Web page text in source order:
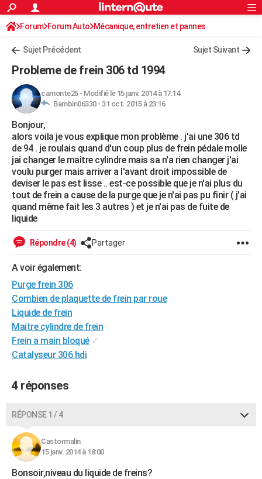
ACTUALITÉS
Politique
Société
Faits Divers
Education
Monde
Villes
+
FINANCE
Retraite
Impôts
Epargne
Immobilier
Risques naturels par ville
Banque
Assurance
Crédit
AUTO
Essais
Réserver un essai
Citadines
Berlines
SUV
Forum auto
+HIGH-TECH
Mobiles
Meilleur smartphone
Internet
Ordinateurs
Jeux vidéo
Guide high-tech
+BRICOLAGE
Forum
Aménagement intérieur
Extérieur
Cuisine
Salle de bains
Jardinage
Rangement
WEEK-END
Guides de France
Escapades
Patrimoine
Expositions
Musées
Week-end nature
LIFESTYLE
Art de vivre
Bien-être
Loisirs
ModeModes de vie
Alimentation
Guide de la santé
Maladies
Médicaments
Sommeil
Destinations
City break
Voyage nature
Voyage de noces
Forum
Climat
+
GUIDES D'ACHAT
BONS PLANS
CARTE DE VOEUX
Dictionnaire
Biographies
Citations
Expressions
Proverbes
PROGRAMME TV
COPAINS D'AVANT
S'inscrire
Se connecter
Lycées
Collèges
Primaires
Universités
Entreprises
Service militaire
Avis de recherche
AVIS DE DÉCÈS
Rechercher
S'inscrire
Connexion
Forum Forum Auto Mécanique, entretien et pannes
Sujet Précédent Sujet Suivant
Probleme de frein 306 td 1994
camonte25- Modifié le 15 janv. 2014 à 17:14
Bambin06330 - 31 oct. 2015 à 23:16
Bonjour,
alors voila je vous explique mon problème . j'ai une 306 td
de 94 . je roulais quand d'un coup plus de frein pédale molle
jai changer le maître cylindre mais sa n'a rien changer j'ai
voulu purger mais arriver a l'avant droit impossible de
deviser le pas est lisse .. est-ce possible que je n'ai plus du
tout de frein a cause de la purge que je n'ai pas pu finir ( j'ai
quand même fait les 3 autres ) et je n'ai pas de fuite de
liquide
Répondre (4) Partager
A voir également:
Purge frein 306
Combien de plaquette de frein par roue
Liquide de frein
Maitre cylindre de frein
Frein a main bloqué ✓
Catalyseur 306 hdi
4 réponses
RÉPONSE 1 / 4
Castormalin
15 janv. 2014 à 18:00
Bonsoir,niveau du liquide de freins?